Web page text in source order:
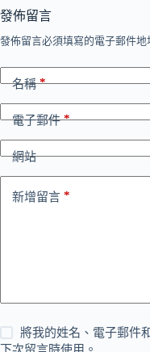
發佈留言
發佈留言必須填寫的電子郵件地
名稱*
電子郵件*
網站
新增留言 *
將我的姓名、電子郵件
下次留言時使用。